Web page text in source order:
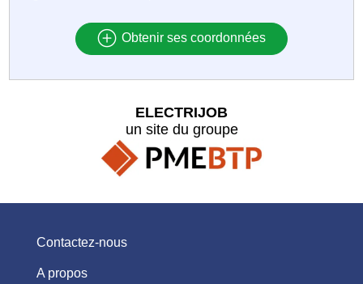
Obtenir ses coordonnées
ELECTRIJOB
un site du groupe
Contactez-nous
A propos